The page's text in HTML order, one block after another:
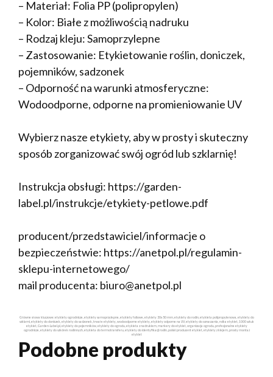
– Materiał: Folia PP (polipropylen)
– Kolor: Białe z możliwością nadruku
– Rodzaj kleju: Samoprzylepne
– Zastosowanie: Etykietowanie roślin, doniczek,
pojemników, sadzonek
– Odporność na warunki atmosferyczne:
Wodoodporne, odporne na promieniowanie UV
Wybierz nasze etykiety, aby w prosty i skuteczny
sposób zorganizować swój ogród lub szklarnię!
Instrukcja obsługi: https://garden-
label.pl/instrukcje/etykiety-petlowe.pdf
producent/przedstawiciel/informacje o
bezpieczeństwie: https://anetpol.pl/regulamin-
sklepu-internetowego/
mail producenta: biuro@anetpol.pl
Główne słowa kluczowe: etykiety ogrodnicze, etykiety samoprzylepne, etykiety foliowe, etykiety 30x50 mm, etykiety do roślin, etykieta polipropylenowa, etykiety do
szklarni, etykiety do doniczek, etykiety do sadzonek, trwałe etykiety, wodoodporne etykiety, etykiety odporne na UV, etykiety do oznaczania, rolka etykiet, 1000 sztuk
etykiet, Garden-Label.pl, etykiety do pojemników, etykiety do ogrodu, etykieta z nadrukiem, markery do etykiet, organizacja ogrodu, profesjonalne etykiety
ogrodnicze, etykiety do szkółek roślinnych, etykieta do termotransferu, etykiety do identyfikacji roślin, polski producent etykiet, etykiety z klejem, prosty montaż
etykiet
Podobne produkty